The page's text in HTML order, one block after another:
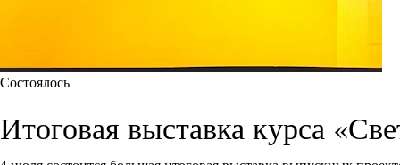
Состоялось
Итоговая выставка курса